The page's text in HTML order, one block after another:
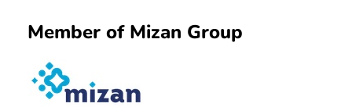
Member of Mizan Group